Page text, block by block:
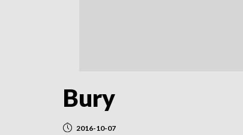
Bury
2016-10-07